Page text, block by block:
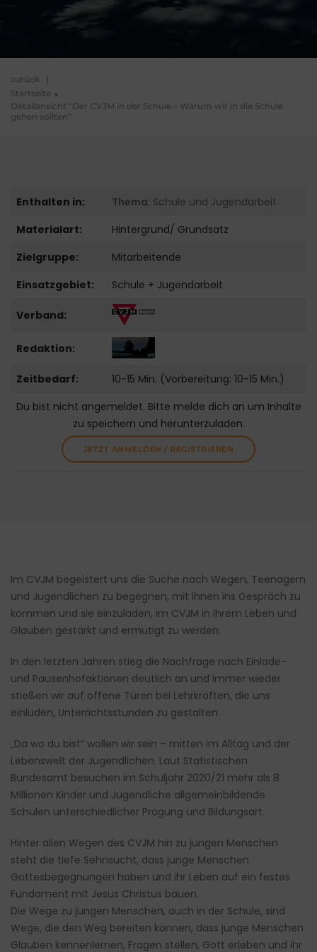
zurück |
Startseite
Detailansicht "Der CVJM in der Schule – Warum wir in die Schule
gehen sollten"
Enthalten in: Thema: Schule und Jugendarbeit
Materialart:
Hintergrund/ Grundsatz
Zielgruppe:
Mitarbeitende
Einsatzgebiet:
Schule + Jugendarbeit
Verband:
Redaktion:
Zeitbedarf:
10-15 Min. (Vorbereitung: 10-15 Min.)
Du bist nicht angemeldet. Bitte melde dich an um Inhalte
zu speichern und herunterzuladen.
JETZT ANMELDEN / REGISTRIEREN
Im CVJM begeistert uns die Suche nach Wegen, Teenagern
und Jugendlichen zu begegnen, mit ihnen ins Gespräch zu
kommen und sie einzuladen, im CVJM in ihrem Leben und
Glauben gestärkt und ermutigt zu werden.
In den letzten Jahren stieg die Nachfrage nach Einlade-
und Pausenhofaktionen deutlich an und immer wieder
stießen wir auf offene Türen bei Lehrkräften, die uns
einluden, Unterrichtsstunden zu gestalten.
„Da wo du bist“ wollen wir sein – mitten im Alltag und der
Lebenswelt der Jugendlichen. Laut Statistischen
Bundesamt besuchen im Schuljahr 2020/21 mehr als 8
Millionen Kinder und Jugendliche allgemeinbildende
Schulen unterschiedlicher Prägung und Bildungsart.
Hinter allen Wegen des CVJM hin zu jungen Menschen
steht die tiefe Sehnsucht, dass junge Menschen
Gottesbegegnungen haben und ihr Leben auf ein festes
Fundament mit Jesus Christus bauen.
Die Wege zu jungen Menschen, auch in der Schule, sind
Wege, die den Weg bereiten können, dass junge Menschen
Glauben kennenlernen, Fragen stellen, Gott erleben und ihr